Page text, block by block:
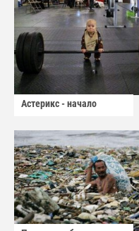
Астерикс - начало